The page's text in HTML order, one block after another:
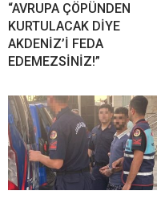
“AVRUPA ÇÖPÜNDEN
KURTULACAK DİYE
AKDENİZ’İ FEDA
EDEMEZSİNİZ!”